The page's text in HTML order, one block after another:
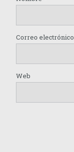
Correo electrónico
Web